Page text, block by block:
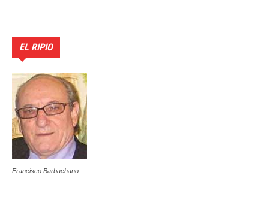
EL RIPIO
Francisco Barbachano